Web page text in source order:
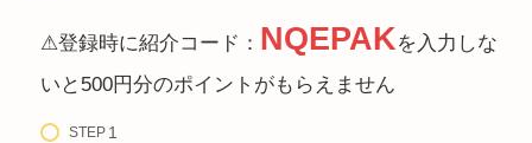
⚠登録時に紹介コード： NQEPAKを入力しな
いと500円分のポイントがもらえません
STEP